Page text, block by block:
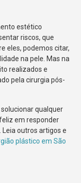
estético
riscos, que
eles, podemos citar,
na pele. Mas na
realizados e
pela cirurgia pós-
qualquer
em responder
outros artigos e
plástico em São